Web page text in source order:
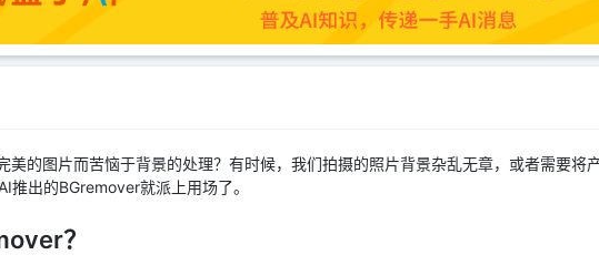
美的图片而苦恼于背景的处理？有时候，我们拍摄的照片背景杂乱无章，或者需要将
推出的BGremover就派上用场了。
？